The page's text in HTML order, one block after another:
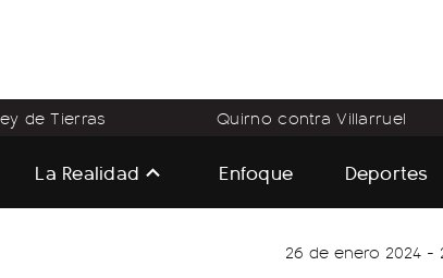
de Tierras Quirno contra Villarruel
La Realidad Enfoque Deportes
26 de enero 2024 -